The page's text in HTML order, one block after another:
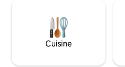
Cuisine